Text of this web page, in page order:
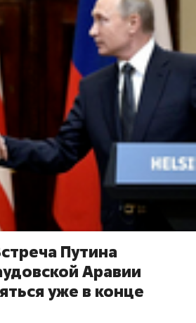
Путина
Аравии
уже в конце